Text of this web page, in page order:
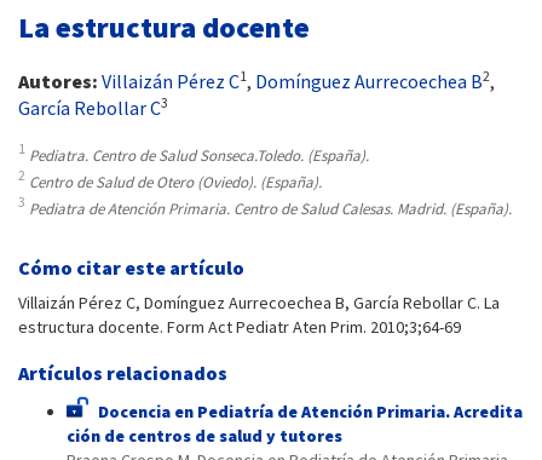
La estructura docente
Autores: Villaizán Pérez C1, Domínguez Aurrecoechea B2,
García Rebollar C3
1 Pediatra. Centro de Salud Sonseca.Toledo. (España).
2 Centro de Salud de Otero (Oviedo). (España).
3 Pediatra de Atención Primaria. Centro de Salud Calesas. Madrid. (España).
Cómo citar este artículo
Villaizán Pérez C, Domínguez Aurrecoechea B, García Rebollar C. La
estructura docente. Form Act Pediatr Aten Prim. 2010;3;64-69
Artículos relacionados
Docencia en Pediatría de Atención Primaria. Acredita
ción de centros de salud y tutores